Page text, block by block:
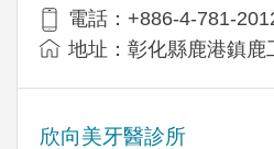
電話：+886-4-781-
地址：彰化縣鹿港鎮鹿
欣向美牙醫診所